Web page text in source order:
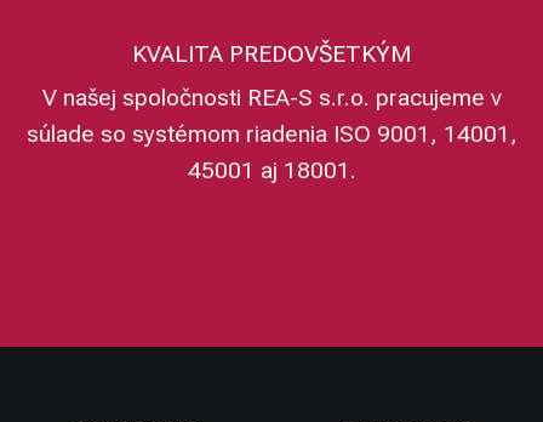
KVALITA PREDOVŠETKÝM
V našej spoločnosti REA-S s.r.o. pracujeme v
súlade so systémom riadenia ISO 9001, 14001,
45001 aj 18001.